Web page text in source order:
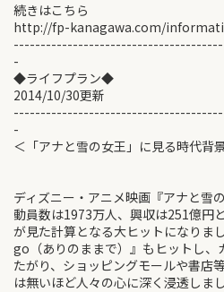
続きはこちら
http://fp-kanagawa.com/
-
◆ライフ
2014/10/30更新
-
＜「アナと雪の女王」に見る時
ディズニー・アニメ映画『アナと雪
動員数は1973万人、興収は251億円
が見た計算となる大ヒットになりま
go（ありのままで）』もヒットし、
たがり、ショッピングモールや書店
は無いほど人々の心に深く浸